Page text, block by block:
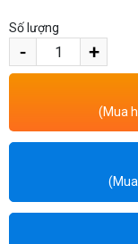
Số lượng
- +
(Mua